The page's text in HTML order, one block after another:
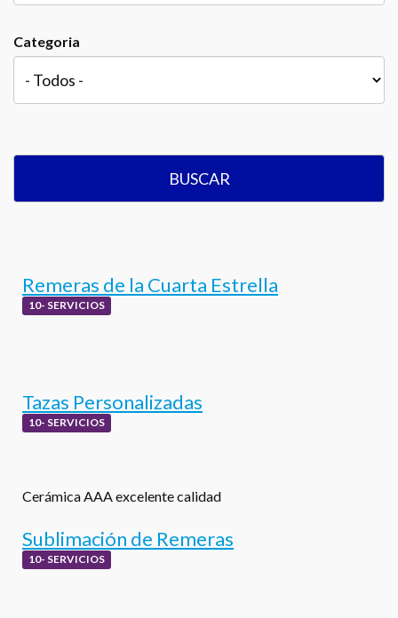
Categoria
BUSCAR
Remeras de la Cuarta Estrella
10- SERVICIOS
Tazas Personalizadas
10- SERVICIOS
Cerámica AAA excelente calidad
Sublimación de Remeras
10- SERVICIOS